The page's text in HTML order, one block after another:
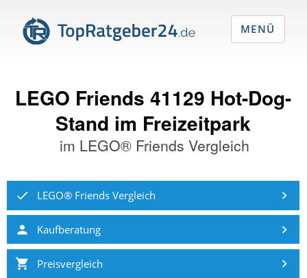
LEGO Friends 41129 Hot-Dog-
Stand im Freizeitpark
im LEGO® Friends Vergleich
LEGO® Friends Vergleich
Kaufberatung
Preisvergleich
MENÜ